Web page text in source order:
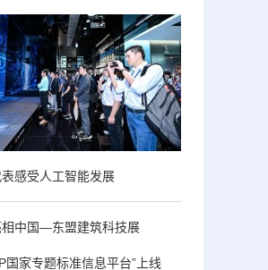
感受人工智能发展
相中国—东盟建筑科技展
国家专题标准信息平台”上线